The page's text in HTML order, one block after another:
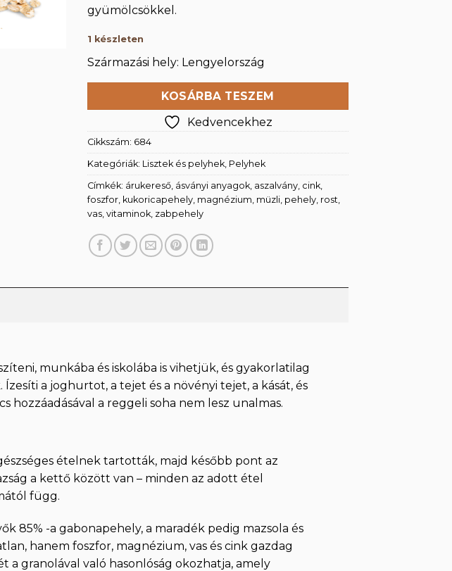
gyümölcsökkel.
1 készleten
Származási hely: Lengyelország
KOSÁRBA TESZEM
Kedvencekhez
Cikkszám: 684
Kategóriák: Lisztek és pelyhek, Pelyhek
Címkék: árukereső, ásványi anyagok, aszalvány, cink,
foszfor, kukoricapehely, magnézium, müzli, pehely, rost,
vas,vitaminok, zabpehely
munkába és iskolába is vihetjük, és gyakorlatilag
a joghurtot, a tejet és a növényi tejet, a kását, és
hozzáadásával a reggeli soha nem lesz unalmas.
ételnek tartották, majd később pont az
a kettő között van – minden az adott étel
függ.
85% -a gabonapehely, a maradék pedig mazsola és
hanem foszfor, magnézium, vas és cink gazdag
a granolával való hasonlóság okozhatja, amely